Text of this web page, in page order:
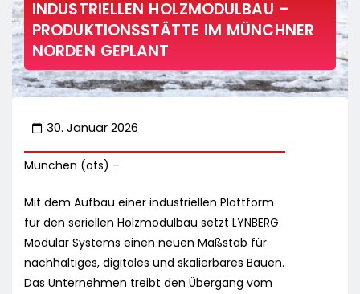
INDUSTRIELLEN HOLZMODULBAU –
PRODUKTIONSSTÄTTE IM MÜNCHNER
NORDEN GEPLANT
30. Januar 2026
München (ots) –
Mit dem Aufbau einer industriellen Plattform
für den seriellen Holzmodulbau setzt LYNBERG
Modular Systems einen neuen Maßstab für
nachhaltiges, digitales und skalierbares Bauen.
Das Unternehmen treibt den Übergang vom